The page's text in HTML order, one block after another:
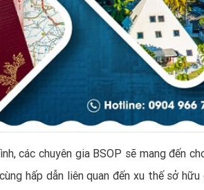
các chuyên gia BSOP sẽ mang đến
hấp dẫn liên quan đến xu thế sở